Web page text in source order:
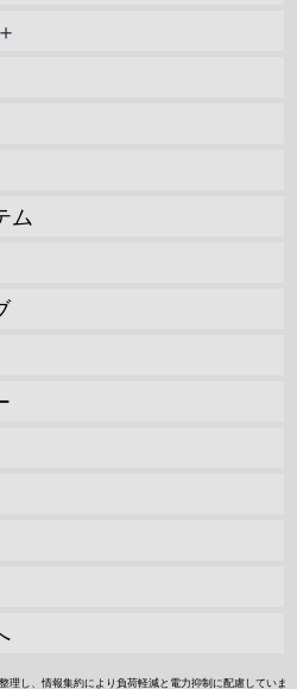
ム
理し、情報集約により負荷軽減と電力抑制に配慮していま